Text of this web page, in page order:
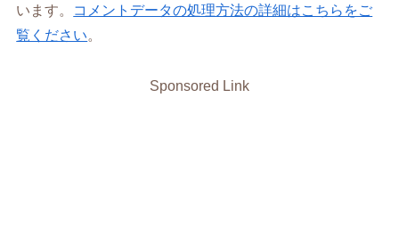
います。
コメントデータの処理方法の詳細はこちらをご
覧ください。
Sponsored Link